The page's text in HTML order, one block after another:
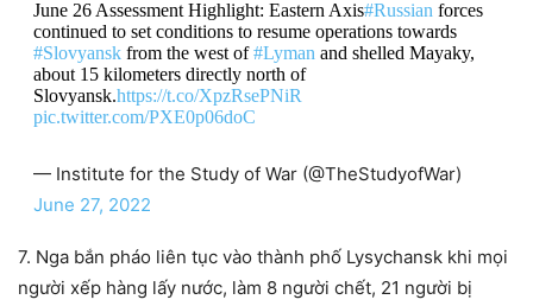
June 26 Assessment Highlight: Eastern Axis#Russian forces
continued to set conditions to resume operations towards
#Slovyanskfrom the west of#Lyman and shelled Mayaky,
about 15 kilometers directly north of
Slovyansk.https://t.co/XpzRsePNiR
pic.twitter.com/PXE0p06doC
— Institute for the Study of War (@TheStudyofWar)
June 27, 2022
7. Nga bắn pháo liên tục vào thành phố Lysychansk khi mọi
người xếp hàng lấy nước, làm 8 người chết, 21 người bị